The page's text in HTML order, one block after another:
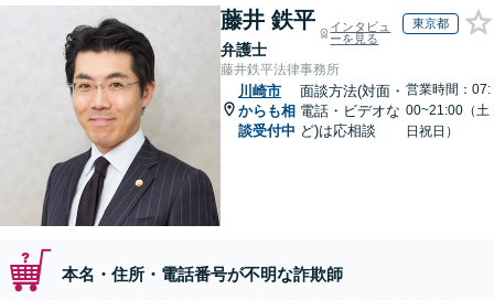
藤井 鉄平
弁護士
インタビュ
ーを見る
東京都
藤井鉄平法律事務所
川崎市
からも相
談受付中
面談方法(対面・
電話・ビデオな
ど)は応相談
営業時間：07:
00~21:00（土
日祝日）
本名・住所・電話番号が不明な詐欺師